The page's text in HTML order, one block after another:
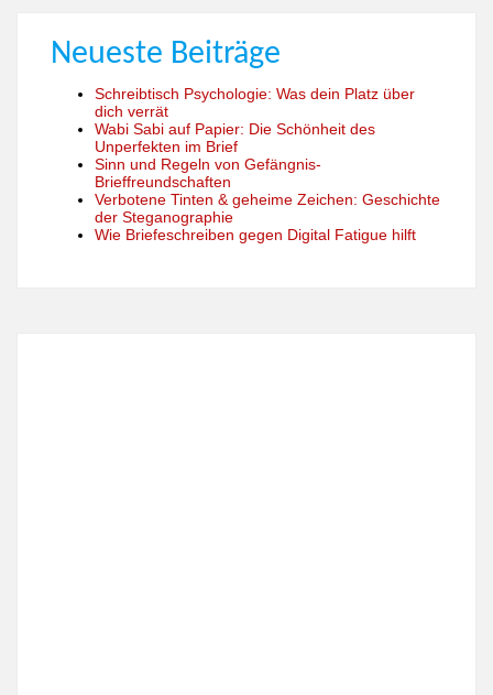
Neueste Beiträge
Schreibtisch Psychologie: Was dein Platz über
dich verrät
Wabi Sabi auf Papier: Die Schönheit des
Unperfekten im Brief
Sinn und Regeln von Gefängnis-
Brieffreundschaften
Verbotene Tinten & geheime Zeichen: Geschichte
der Steganographie
Wie Briefeschreiben gegen Digital Fatigue hilft